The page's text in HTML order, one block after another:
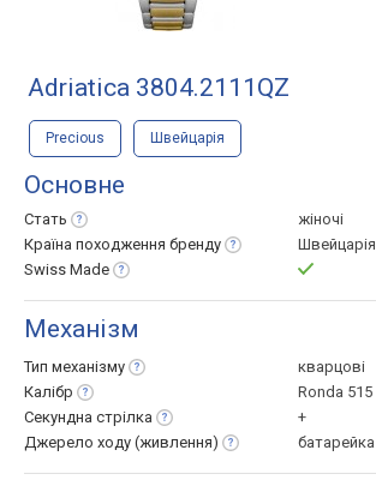
Adriatica 3804.2111QZ
Precious Швейцарія
Основне
Стать
жіночі
Країна походження бренду
Швейцарія
Swiss Made
Механізм
Тип механізму
кварцові
Калібр
Ronda 515
Секундна стрілка
+
Джерело ходу (живлення) батарейка